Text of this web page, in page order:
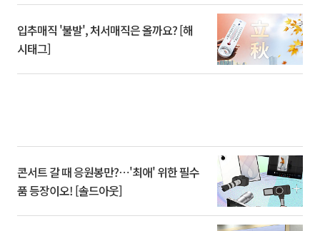
입추매직 '불발', 처서매직은 올까요? [해
시태그]
콘서트 갈 때 응원봉만?⋯'최애' 위한 필수
품 등장이오! [솔드아웃]